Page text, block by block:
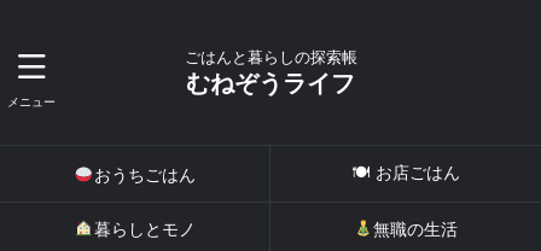
ごはんと暮らしの探索帳
むねぞうライフ
おうちごはん 🍽 お店ごはん
暮らしとモノ 無職の生活